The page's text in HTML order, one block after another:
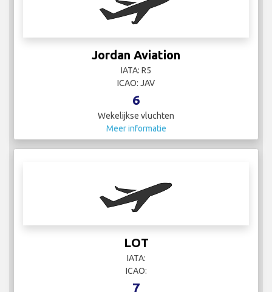
Jordan Aviation
IATA: R5
ICAO: JAV
6
Wekelijkse vluchten
Meer informatie
LOT
IATA:
ICAO:
7